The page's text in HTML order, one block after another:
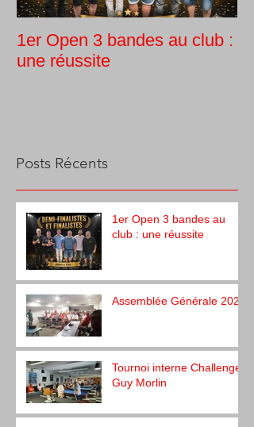
1er Open 3 bandes au club :
une réussite
Posts Récents
1er Open 3 bandes au
club : une réussite
Assemblée Générale 2026
Tournoi interne Challenge
Guy Morlin